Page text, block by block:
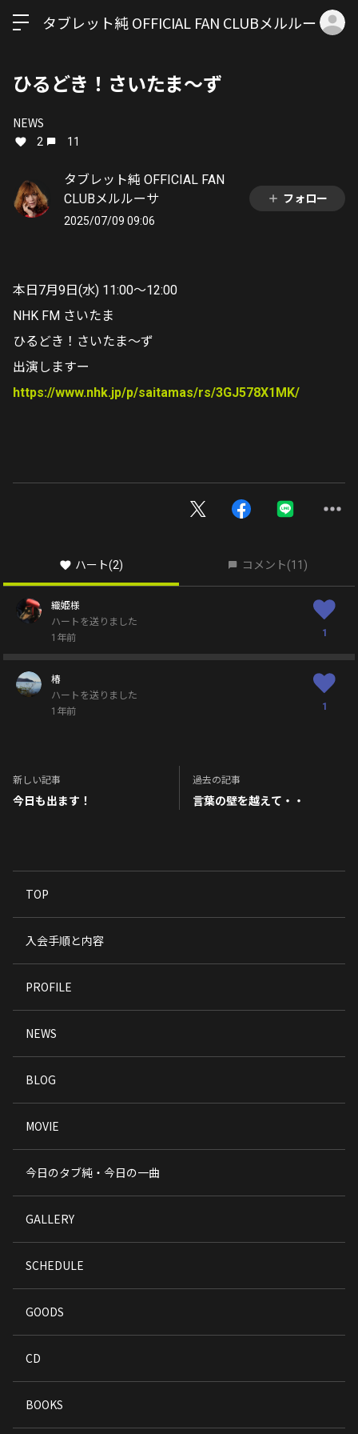
タブレット純 OFFICIAL FAN CLUBメルルーサ
ひるどき！さいたま〜ず
NEWS
2 11
タブレット純 OFFICIAL FAN
CLUBメルルーサ
2025/07/09 09:06
フォロー
本日7月9日(水) 11:00〜12:00
NHK FM さいたま
ひるどき！さいたま〜ず
出演しますー
https://www.nhk.jp/p/saitamas/rs/3GJ578X1MK/
ハート(2) コメント(11)
織姫様
ハートを送りました
1年前
1
椿
ハートを送りました
1年前
1
新しい記事
今日も出ます！
過去の記事
言葉の壁を越えて・・
TOP
入会手順と内容
PROFILE
NEWS
BLOG
MOVIE
今日のタブ純・今日の一曲
GALLERY
SCHEDULE
GOODS
CD
BOOKS